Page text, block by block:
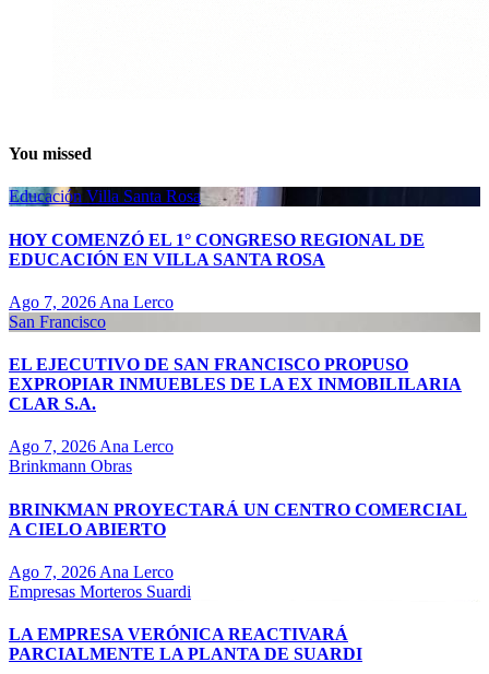
You missed
Educación Villa Santa Rosa
HOY COMENZÓ EL 1° CONGRESO REGIONAL DE
EDUCACIÓN EN VILLA SANTA ROSA
Ago 7, 2026 Ana Lerco
San Francisco
EL EJECUTIVO DE SAN FRANCISCO PROPUSO
EXPROPIAR INMUEBLES DE LA EX INMOBILILARIA
CLAR S.A.
Ago 7, 2026 Ana Lerco
Brinkmann Obras
BRINKMAN PROYECTARÁ UN CENTRO COMERCIAL
A CIELO ABIERTO
Ago 7, 2026 Ana Lerco
Empresas Morteros Suardi
LA EMPRESA VERÓNICA REACTIVARÁ
PARCIALMENTE LA PLANTA DE SUARDI